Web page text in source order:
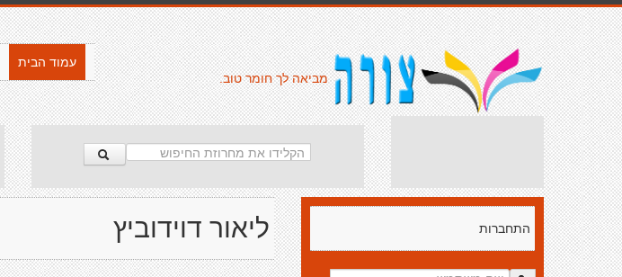
עמוד הבית
מביאה לך חומר טוב.
ליאור דוידוביץ התחברות